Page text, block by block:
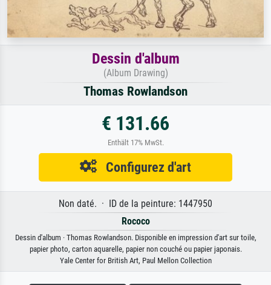
Dessin d'album
(Album Drawing)
Thomas Rowlandson
€ 131.66
Enthält 17% MwSt.
Configurez d'art
Non daté. · ID de la peinture: 1447950
Rococo
Dessin d'album · Thomas Rowlandson. Disponible en impression d'art sur toile,
papier photo, carton aquarelle, papier non couché ou papier japonais.
Yale Center for British Art, Paul Mellon Collection